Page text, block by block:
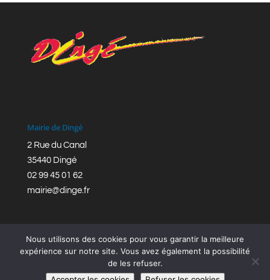
Mairie de Dingé
2 Rue du Canal
35440 Dingé
02 99 45 01 62
mairie@dinge.fr
Réalisation © Mairie de Dingé,Bretagne Romantique
Nous utilisons des cookies pour vous garantir la meilleure
expérience sur notre site. Vous avez également la possibilité
de les refuser.